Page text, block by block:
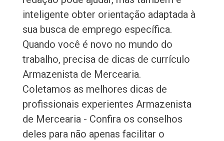
inteligente obter orientação adaptada à
sua busca de emprego específica.
Quando você é novo no mundo do
trabalho, precisa de dicas de currículo
Armazenista de Mercearia.
Coletamos as melhores dicas de
profissionais experientes Armazenista
de Mercearia - Confira os conselhos
deles para não apenas facilitar o